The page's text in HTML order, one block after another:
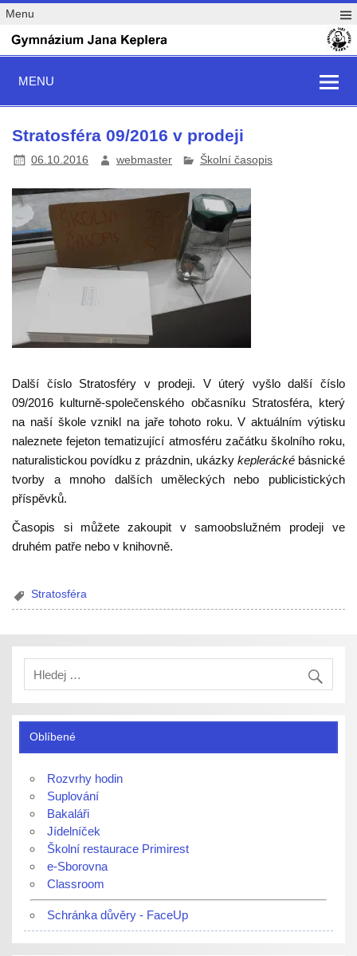
Menu
MENU
Stratosféra 09/2016 v prodeji
06.10.2016 webmaster Školní časopis
Další číslo Stratosféry v prodeji. V úterý vyšlo další číslo
09/2016 kulturně-společenského občasníku Stratosféra, který
na naší škole vznikl na jaře tohoto roku. V aktuálním výtisku
naleznete fejeton tematizující atmosféru začátku školního roku,
naturalistickou povídku z prázdnin, ukázky kepleráckébásnické
tvorby a mnoho dalších uměleckých nebo publicistických
příspěvků.
Časopis si můžete zakoupit v samoobslužném prodeji ve
druhém patře nebo v knihovně.
Stratosféra
Oblíbené
Rozvrhy hodin
Suplování
Bakaláři
Jídelníček
Školní restaurace Primirest
e-Sborovna
Classroom
Schránka důvěry - FaceUp